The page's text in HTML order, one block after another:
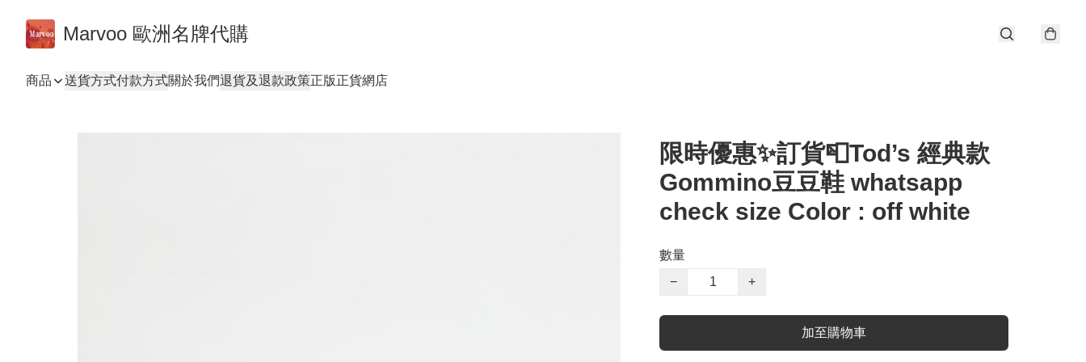
Marvoo 歐洲名牌代購
商品 送貨方式付款方式關於我們退貨及退款政策正版正貨網店
限時優惠✨訂貨📮Tod’s 經典款
Gommino豆豆鞋 whatsapp
check size Color : off white
數量
−
+
加至購物車